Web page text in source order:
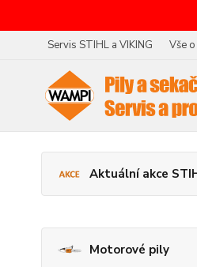
Servis STIHL a VIKING Vše
Aktuální akce
Motorové pily